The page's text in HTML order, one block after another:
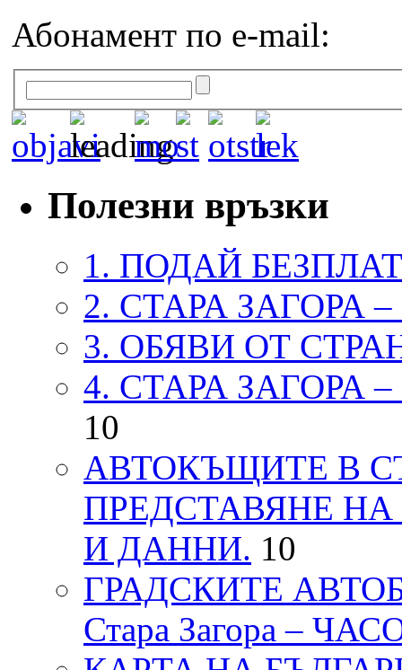
Абонамент по e-mail:
Полезни връзки
1. ПОДАЙ
2. СТАРА ЗАГОРА
3. ОБЯВИ ОТ
4. СТАРА ЗАГОРА
10
АВТОКЪЩИТЕ В
ПРЕДСТАВЯНЕ
И ДАННИ. 10
ГРАДСКИТЕ
Стара Загора –